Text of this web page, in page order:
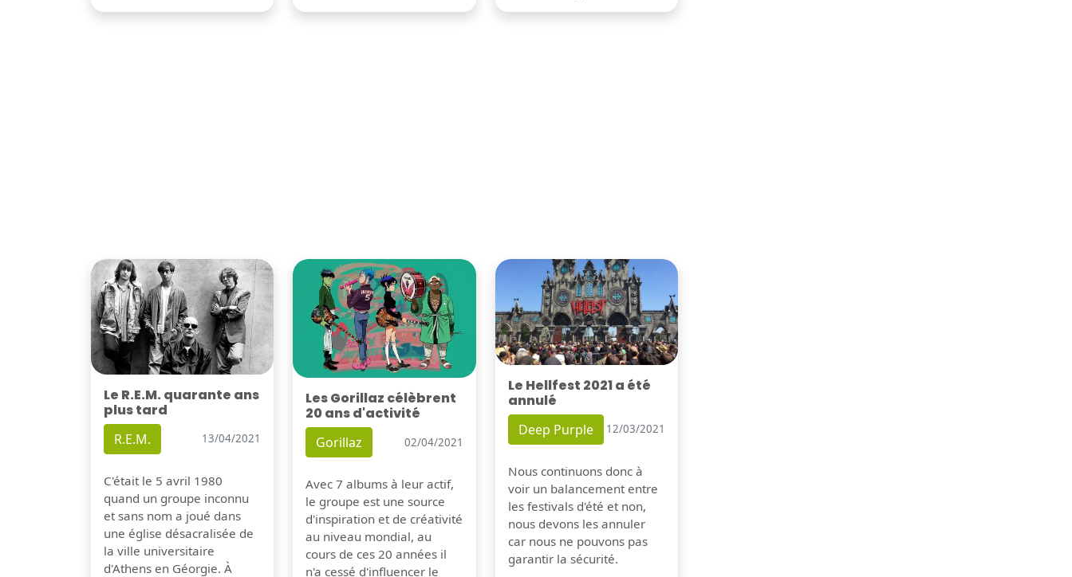
Le R.E.M. quarante ans
plus tard
R.E.M. 13/04/2021
C'était le 5 avril 1980
quand un groupe inconnu
et sans nom a joué dans
une église désacralisée de
la ville universitaire
d'Athens en Géorgie. À
Les Gorillaz célèbrent
20 ans d'activité
Gorillaz 02/04/2021
Avec 7 albums à leur actif,
le groupe est une source
d'inspiration et de créativité
au niveau mondial, au
cours de ces 20 années il
n'a cessé d'influencer le
Le Hellfest 2021 a été
annulé
Deep Purple 12/03/2021
Nous continuons donc à
voir un balancement entre
les festivals d'été et non,
nous devons les annuler
car nous ne pouvons pas
garantir la sécurité.